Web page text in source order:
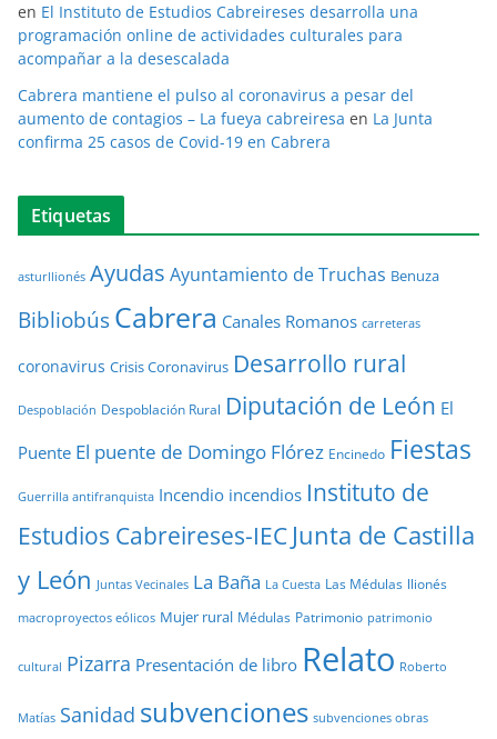
en El Instituto de Estudios Cabreireses desarrolla una
programación online de actividades culturales para
acompañar a la desescalada
Cabrera mantiene el pulso al coronavirus a pesar del
aumento de contagios – La fueya cabreiresa en La Junta
confirma 25 casos de Covid-19 en Cabrera
Etiquetas
asturllionés Ayudas Ayuntamiento de Truchas Benuza
BibliobúsCabrera Canales Romanos carreteras
coronavirus Crisis Coronavirus Desarrollo rural
Despoblación Despoblación Rural Diputación de León El
Puente El puente de Domingo Flórez Encinedo Fiestas
Guerrilla antifranquista Incendio incendios Instituto de
Estudios Cabreireses-IEC Junta de Castilla
y León Juntas Vecinales La Baña La Cuesta Las Médulas llionés
macroproyectos eólicos Mujer rural Médulas Patrimonio patrimonio
cultural Pizarra Presentación de libro Relato Roberto
Matías Sanidad subvenciones subvenciones obras